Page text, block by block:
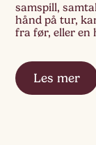
samspill,
hånd på tur,
fra før, eller en
Les mer